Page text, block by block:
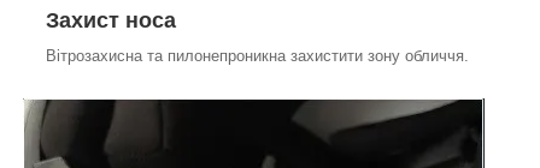
Захист носа
Вітрозахисна та пилонепроникна захистити зону обличчя.